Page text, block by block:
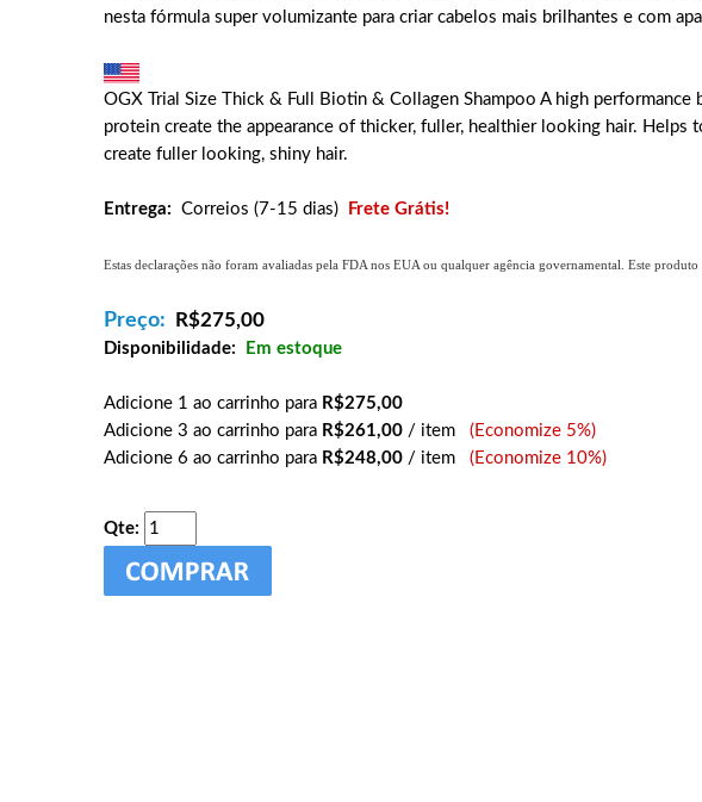
nesta fórmula super volumizante para criar cabelos mais brilhantes e com
OGX Trial Size Thick & Full Biotin & Collagen Shampoo A high
protein create the appearance of thicker, fuller, healthier looking hair.
create fuller looking, shiny hair.
Entrega: Correios (7-15 dias) Frete Grátis!
Estas declarações não foram avaliadas pela FDA nos EUA ou qualquer agência governamental. Este
Preço: R$275,00
Disponibilidade: Em estoque
Adicione 1 ao carrinho para R$275,00
Adicione 3 ao carrinho para R$261,00 / item (Economize 5%)
Adicione 6 ao carrinho para R$248,00 / item (Economize 10%)
Qte: